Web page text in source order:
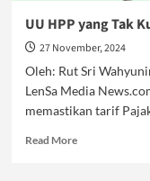
UU HPP yang Tak
27 November, 2024
Oleh: Rut Sri
LenSa Media
memastikan tarif
Read MoreRead